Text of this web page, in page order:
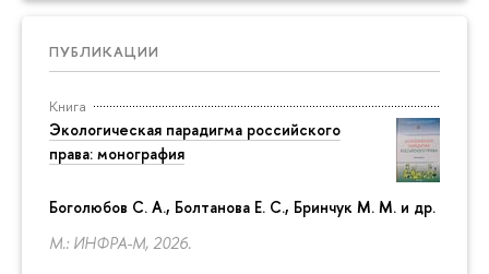
ПУБЛИКАЦИИ
Книга
Экологическая парадигма российского
права: монография
Боголюбов С. А., Болтанова Е. С., Бринчук М. М. и др.
М.: ИНФРА-М, 2026.